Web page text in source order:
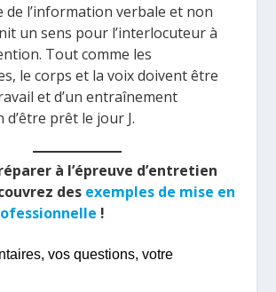
de l’information verbale et non
un sens pour l’interlocuteur à
Tout comme les
le corps et la voix doivent être
et d’un entraînement
prêt le jour J.
à l’épreuve d’entretien
des exemples de mise en
!
vos questions, votre